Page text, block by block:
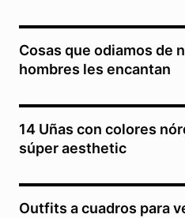
Cosas que odiamos de
hombres les encantan
14 Uñas con colores
súper aesthetic
Outfits a cuadros para